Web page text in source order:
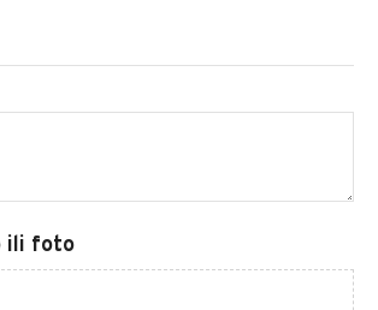
ili foto